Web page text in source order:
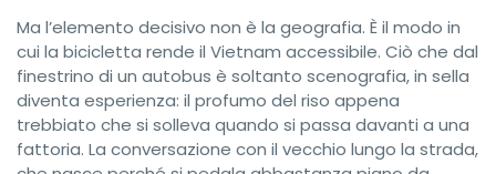
Ma l’elemento decisivo non è la geografia. È il modo in
cui la bicicletta rende il Vietnam accessibile. Ciò che dal
finestrino di un autobus è soltanto scenografia, in sella
diventa esperienza: il profumo del riso appena
trebbiato che si solleva quando si passa davanti a una
fattoria. La conversazione con il vecchio lungo la strada,